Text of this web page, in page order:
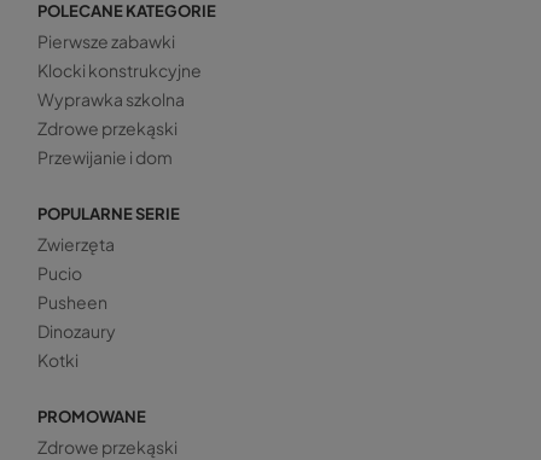
POLECANE KATEGORIE
Pierwsze zabawki
Klocki konstrukcyjne
Wyprawka szkolna
Zdrowe przekąski
Przewijanie i dom
POPULARNE SERIE
Zwierzęta
Pucio
Pusheen
Dinozaury
Kotki
PROMOWANE
Zdrowe przekąski